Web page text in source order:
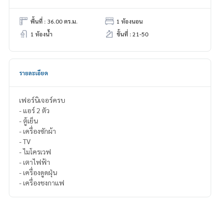
พื้นที่ : 36.00 ตร.ม.
1 ห้องนอน
1 ห้องน้ำ
ชั้นที่ : 21-50
รายละเอียด
เฟอร์นิเจอร์ครบ
- แอร์ 2 ตัว
- ตู้เย็น
- เครื่องซักผ้า
- TV
- ไมโครเวฟ
- เตาไฟฟ้า
- เครื่องดูดฝุ่น
- เครื่องชงกาแฟ